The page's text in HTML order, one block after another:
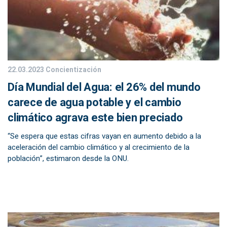
22.03.2023 Concientización
Día Mundial del Agua: el 26% del mundo
carece de agua potable y el cambio
climático agrava este bien preciado
“Se espera que estas cifras vayan en aumento debido a la
aceleración del cambio climático y al crecimiento de la
población”, estimaron desde la ONU.